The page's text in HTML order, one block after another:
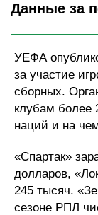
Данные за
УЕФА
за участие
сборных.
клубам более
наций и на
«Спартак»
долларов,
245 тысяч.
сезоне РПЛ